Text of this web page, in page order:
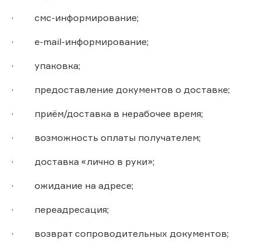
· смс-информирование;
· e-mail-информирование;
· упаковка;
· предоставление документов о доставке;
· приём/доставка в нерабочее время;
· возможность оплаты получателем;
· доставка «лично в руки»;
· ожидание на адресе;
· переадресация;
· возврат сопроводительных документов;